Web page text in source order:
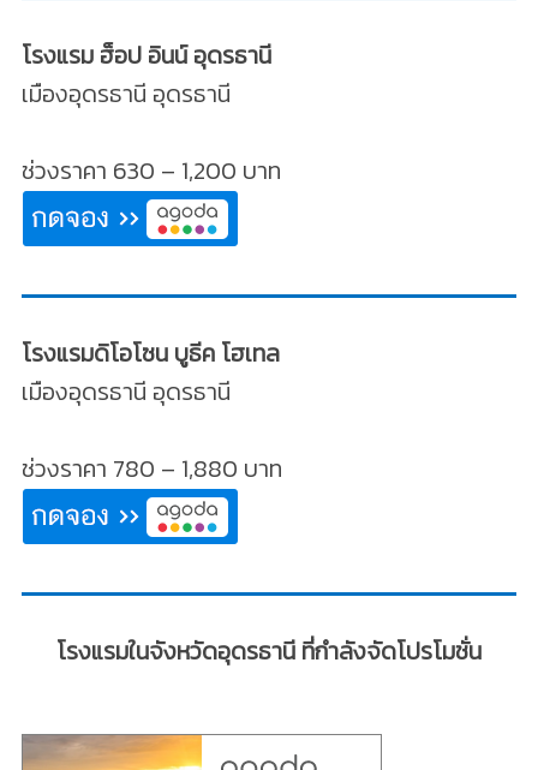
โรงแรม ฮ็อป อินน์ อุดรธานี
เมืองอุดรธานี อุดรธานี
ช่วงราคา 630 – 1,200 บาท
โรงแรมดิโอโซน บูธีค โฮเทล
เมืองอุดรธานี อุดรธานี
ช่วงราคา 780 – 1,880 บาท
โรงแรมในจังหวัดอุดรธานี ที่กำลังจัดโปรโมชั่น